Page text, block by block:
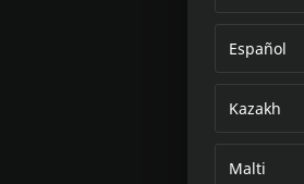
Español
Kazakh
Malti